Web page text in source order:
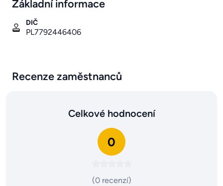
Základní informace
DIČ
PL7792446406
Recenze zaměstnanců
Celkové hodnocení
0
(0 recenzí)